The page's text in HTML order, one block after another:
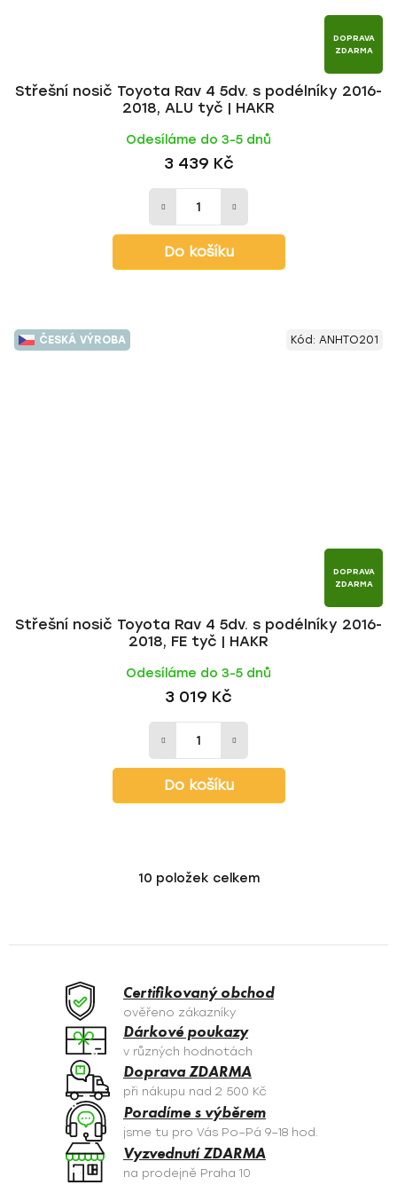
DOPRAVA
ZDARMA
Střešní nosič Toyota Rav 4 5dv. s podélníky 2016-
2018, ALU tyč | HAKR
Odesíláme do 3-5 dnů
3 439 Kč
Do košíku
ČESKÁ VÝROBA
DOPRAVA
ZDARMA
Střešní nosič Toyota Rav 4 5dv. s podélníky 2016-
2018, FE tyč | HAKR
Odesíláme do 3-5 dnů
3 019 Kč
Do košíku
Kód: ANHTO201
O
á
c
í
p
r
v
k
y
v
ý
p
10 položek celkem
Certifikovaný obchod
ověřeno zákazníky
Dárkové poukazy
v různých hodnotách
Doprava ZDARMA
při nákupu nad 2 500 Kč
Poradíme s výběrem
jsme tu pro Vás Po–Pá 9–18 hod.
Vyzvednutí ZDARMA
na prodejně Praha 10